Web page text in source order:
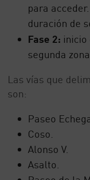
para
duración de
Fase 2: inicio
segunda
Las vías que
son:
Paseo
Coso.
Alonso V.
Asalto.